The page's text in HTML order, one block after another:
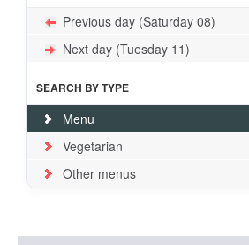
Previous day (Saturday 08)
Next day (Tuesday 11)
SEARCH BY TYPE
Menu
Vegetarian
Other menus